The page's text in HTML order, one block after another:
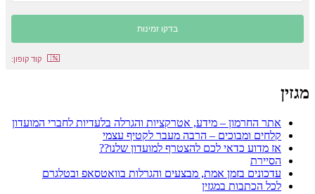
קוד קופון:
מגזין
אתר החרמון – מידע, אטרקציות והגרלה בלעדיות לחברי המועדון
קלחים ומבוכים – הרבה מעבר לקטיף עצמי
אז מדוע כדאי לכם להצטרף למועדון שלנו??
הסיירת
עדכונים בזמן אמת, מבצעים והגרלות בוואטסאפ ובטלגרם
לכל הכתבות במגזין